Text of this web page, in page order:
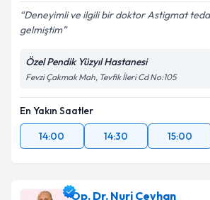
Deneyimli ve ilgili bir doktor Astigmat
gelmiştim
Özel Pendik Yüzyıl Hastanesi
Fevzi Çakmak Mah, Tevfik İleri Cd No:105
En Yakın Saatler
14:00
14:30 15:00
Op. Dr. Nuri Ceyhan